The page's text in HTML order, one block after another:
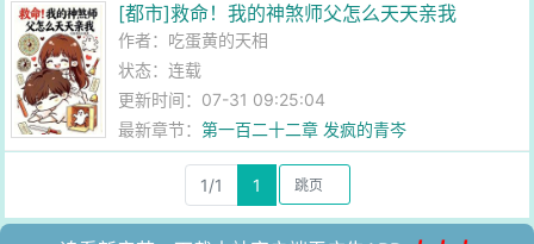
[都市]救命！我的神煞师父怎么天天亲我
作者： 吃蛋黄的天相
状态：连载
更新时间：07-31 09:25:04
最新章节：第一百二十二章 发疯的青岑
1/1 1